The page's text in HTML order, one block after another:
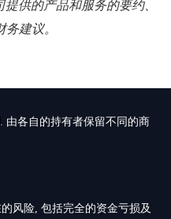
供的产品和服务的要约、
建议。
由各自的持有者保留不同的商
风险, 包括完全的资金亏损及